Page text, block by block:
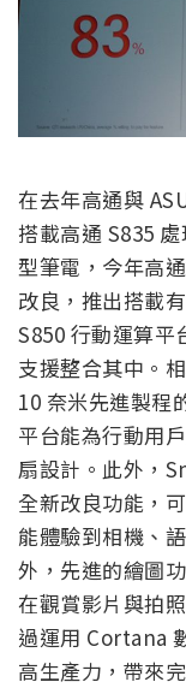
在去年高通與
搭載高通 S835
型筆電，今年高
改良，推出搭載
S850 行動運算平
支援整合其中。
10 奈米先進製程
平台能為行動用
扇設計。此外，
全新改良功能，
能體驗到相機、
外，先進的繪圖
在觀賞影片與拍
過運用 Cortana
高生產力，帶來